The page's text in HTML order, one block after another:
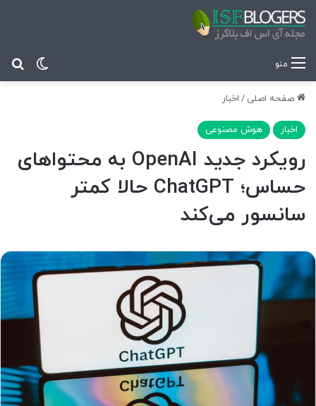
منو
صفحه اصلی / اخبار
اخبار هوش مصنوعی
رویکرد جدید OpenAI به محتواهای
حساس؛ ChatGPT حالا کمتر
سانسور می‌کند